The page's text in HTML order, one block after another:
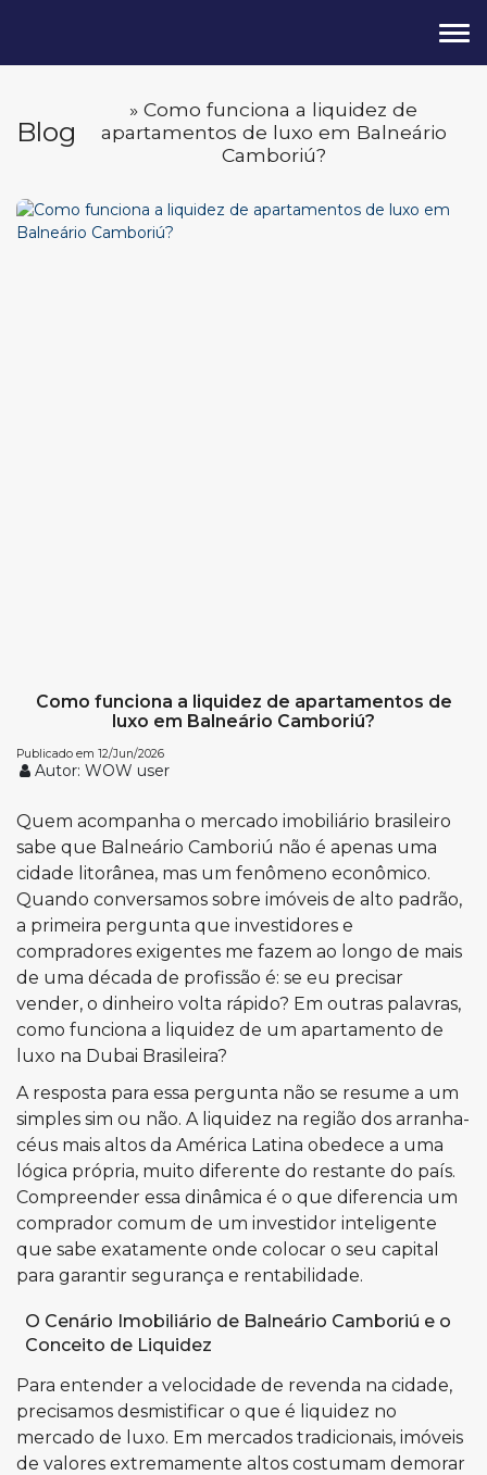
Blog
» Como funciona a liquidez de
apartamentos de luxo em Balneário
Camboriú?
Como funciona a liquidez de apartamentos de
luxo em Balneário Camboriú?
Publicado em 12/Jun/2026
Autor: WOW user
Quem acompanha o mercado imobiliário brasileiro
sabe que Balneário Camboriú não é apenas uma
cidade litorânea, mas um fenômeno econômico.
Quando conversamos sobre imóveis de alto padrão,
a primeira pergunta que investidores e
compradores exigentes me fazem ao longo de mais
de uma década de profissão é: se eu precisar
vender, o dinheiro volta rápido? Em outras palavras,
como funciona a liquidez de um apartamento de
luxo na Dubai Brasileira?
A resposta para essa pergunta não se resume a um
simples sim ou não. A liquidez na região dos arranha-
céus mais altos da América Latina obedece a uma
lógica própria, muito diferente do restante do país.
Compreender essa dinâmica é o que diferencia um
comprador comum de um investidor inteligente
que sabe exatamente onde colocar o seu capital
para garantir segurança e rentabilidade.
O Cenário Imobiliário de Balneário Camboriú e o
Conceito de Liquidez
Para entender a velocidade de revenda na cidade,
precisamos desmistificar o que é liquidez no
mercado de luxo. Em mercados tradicionais, imóveis
de valores extremamente altos costumam demorar